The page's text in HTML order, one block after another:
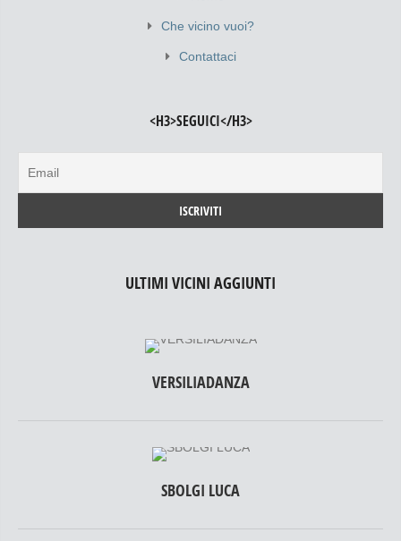
Che vicino vuoi?
Contattaci
<H3>SEGUICI</H3>
ULTIMI VICINI AGGIUNTI
VERSILIADANZA
SBOLGI LUCA